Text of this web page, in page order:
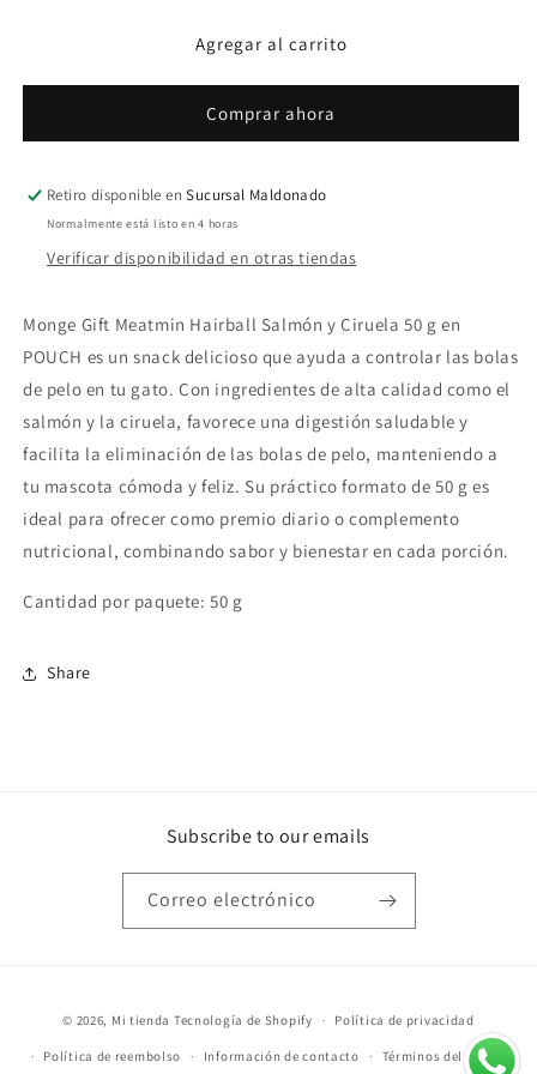
y
Sabor
Salmon
y
Ciruela
Agregar al carrito
Comprar ahora
Retiro disponible enSucursal Maldonado
Normalmente está listo en 4 horas
Verificar disponibilidad en otras tiendas
Monge Gift Meatmin Hairball Salmón y Ciruela 50 g en
POUCH es un snack delicioso que ayuda a controlar las bolas
de pelo en tu gato. Con ingredientes de alta calidad como el
salmón y la ciruela, favorece una digestión saludable y
facilita la eliminación de las bolas de pelo, manteniendo a
tu mascota cómoda y feliz. Su práctico formato de 50 g es
ideal para ofrecer como premio diario o complemento
nutricional, combinando sabor y bienestar en cada porción.
Cantidad por paquete: 50 g
Share
Subscribe to our emails
Correo electrónico
de
pago
© 2026, Mi tienda Tecnología de Shopify Política de privacidad
Política de reembolso Información de contacto Términos del servicio